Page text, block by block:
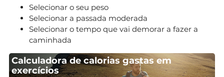
Selecionar o seu peso
Selecionar a passada moderada
Selecionar o tempo que vai demorar a fazer a
caminhada
Calculadora de calorias gastas em
exercícios